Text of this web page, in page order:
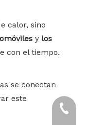
calor, sino
y los
con el tiempo.
se conectan
este
+86-